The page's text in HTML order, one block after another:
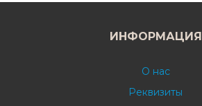
ИНФОРМАЦИЯ
О нас
Реквизиты